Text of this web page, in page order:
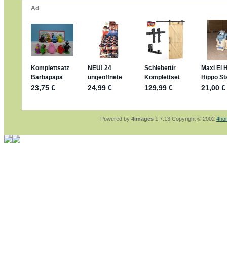
Für die Figuren VC307, 310, 318 und 326
mein Enkel hat die leider weggeworfen
jan-lukas:
geschrieben am: 29. 4. 2026 -
https://www.ferrero-
sammelspass.de/einladung/
jan-lukas:
geschrieben am: 28. 4. 2026 -
stimmt, jetzt fällt es mir auch ein
*Bussi*
Bonsaipanther:
geschrieben am: 28. 4.
So habe ich das in Erinnerung ... oder?
jan-lukas:geschrieben am: 28. 4. 2026 -
Powered by 4images1.7.13 Copyright © 2002